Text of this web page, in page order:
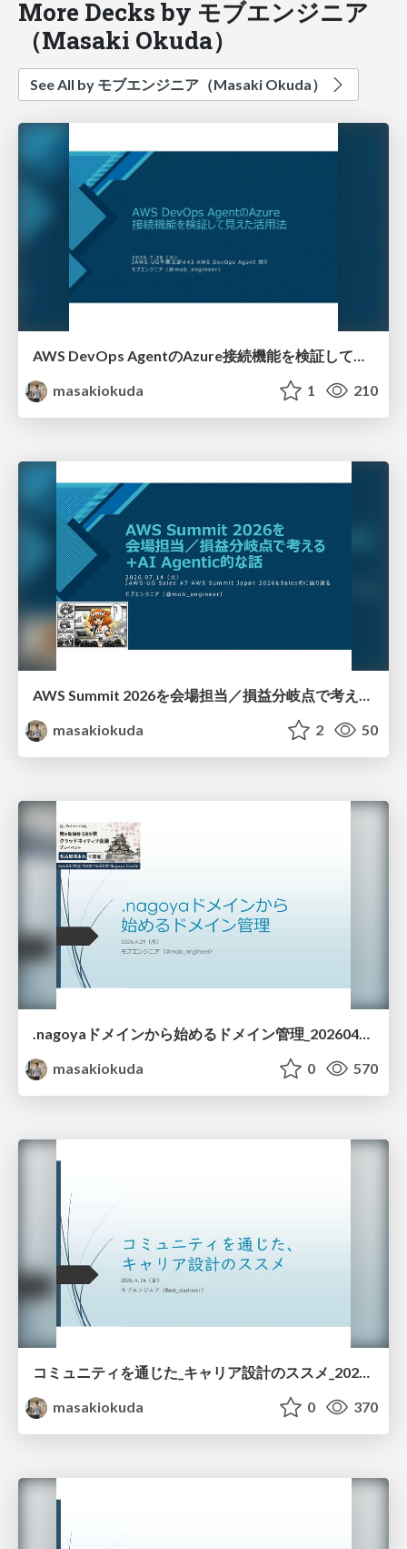
More Decks by モブエンジニア
（Masaki Okuda）
See All by モブエンジニア（Masaki Okuda）
AWS DevOps AgentのAzure接続機能を検証して見えた活用法／Use Cases Verified for the AWS DevOps Agent's Azure Connectivity Feature
masakiokuda
1 210
masakiokuda
2 50
.nagoyaドメインから始めるドメイン管理_20260429
masakiokuda
0 570
コミュニティを通じた_キャリア設計のススメ_20260424.pdf
masakiokuda
0 370